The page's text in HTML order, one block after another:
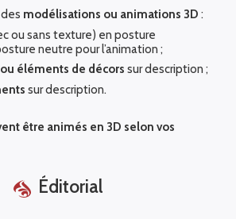
modélisations ou animations 3D :
ou sans texture) en posture
neutre pour l’animation ;
éléments de décors sur description ;
sur description.
être animés en 3D selon vos
Éditorial